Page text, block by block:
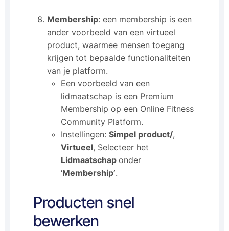
Membership: een membership is een
ander voorbeeld van een virtueel
product, waarmee mensen toegang
krijgen tot bepaalde functionaliteiten
van je platform.
Een voorbeeld van een
lidmaatschap is een Premium
Membership op een Online Fitness
Community Platform.
Instellingen: Simpel product/,
Virtueel, Selecteer het
Lidmaatschap onder
‘Membership’.
Producten snel
bewerken